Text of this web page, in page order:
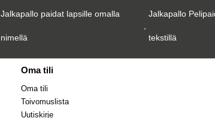
Jalkapallo paidat lapsille omalla
nimellä
,
Jalkapallo
tekstillä
Oma tili
Oma tili
Toivomuslista
Uutiskirje